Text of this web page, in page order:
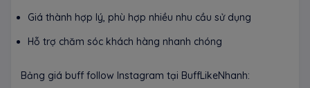
Giá thành hợp lý, phù hợp nhiều nhu cầu sử dụng
Hỗ trợ chăm sóc khách hàng nhanh chóng
Bảng giá buff follow Instagram tại BuffLikeNhanh: